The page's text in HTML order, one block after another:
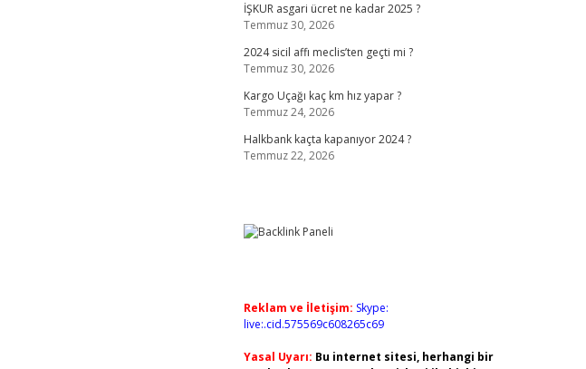
İŞKUR asgari ücret ne kadar 2025 ?
Temmuz 30, 2026
2024 sicil affı meclis’ten geçti mi ?
Temmuz 30, 2026
Kargo Uçağı kaç km hız yapar ?
Temmuz 24, 2026
Halkbank kaçta kapanıyor 2024 ?
Temmuz 22, 2026
Reklam ve İletişim: Skype:
live:.cid.575569c608265c69
Yasal Uyarı: Bu internet sitesi, herhangi bir